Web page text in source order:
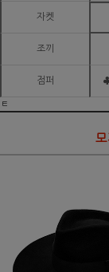
자켓
조끼
점퍼
ㅌ